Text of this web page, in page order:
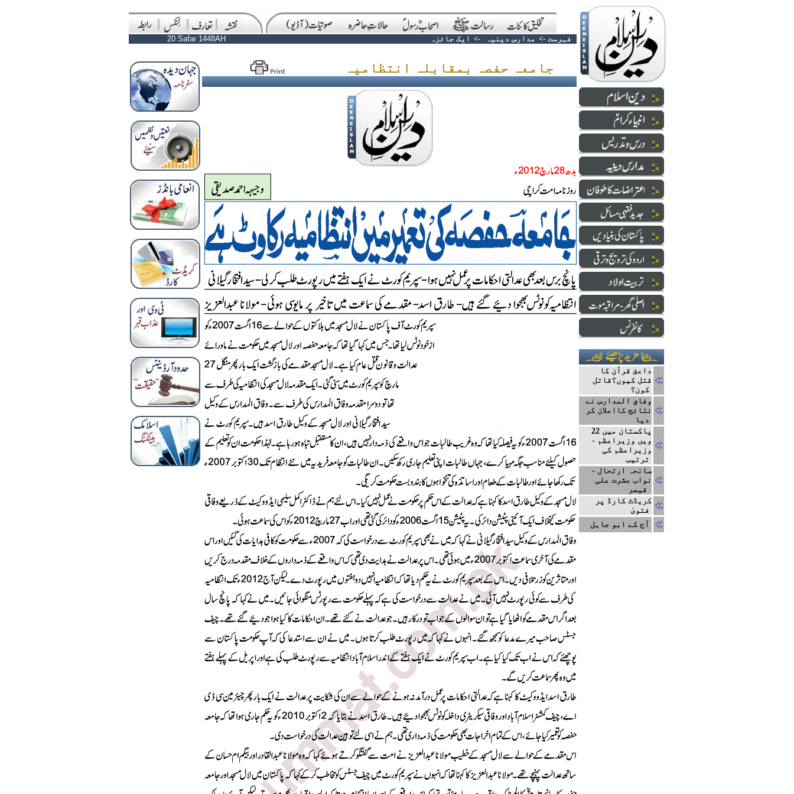
20 Safar 1448AH فہرست -> مدارس دینیہ -> ایک جائزہ
جامعہ حفصہ بمقابلہ انتظامیہ
داعئ قرآن کا
قتل کیوں؟قاتل
کون؟
وفاق المدارس نے
نتائج کااعلان کر
دیا
پاکستان میں 22
ویں وزیراعظم -
وزیراعظم کی
ترتیب
سانحہ ارتحال -
نواب عشرت علی
کریڈٹ کارڈ پر
فتویٰ
آج کے ابو جاہل